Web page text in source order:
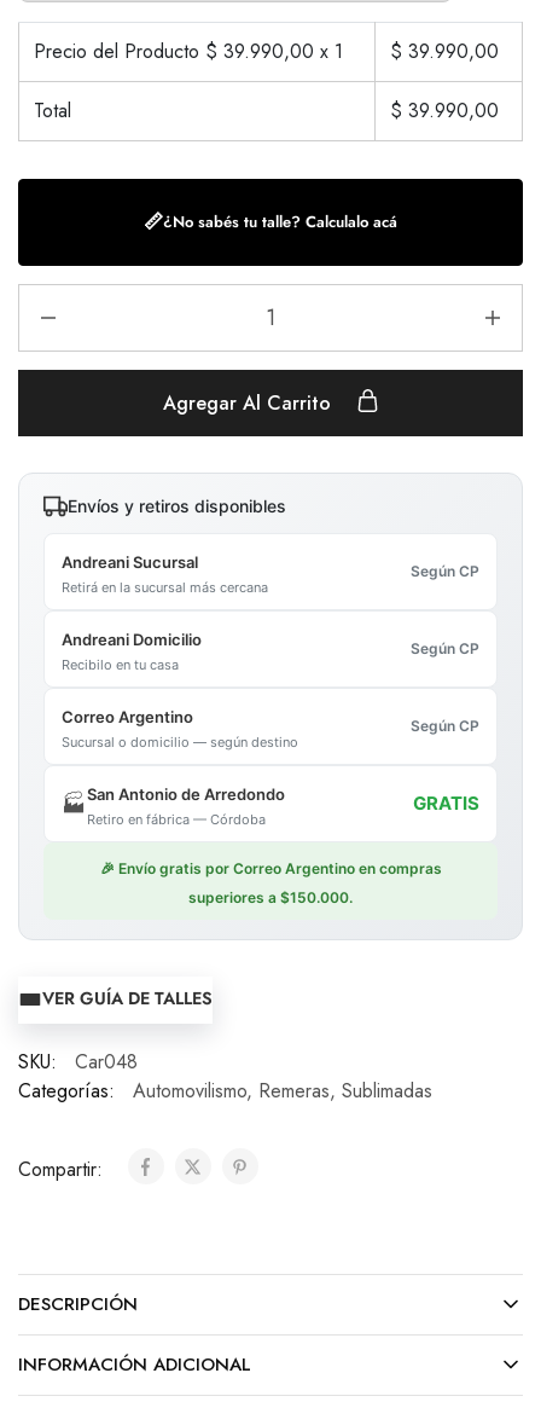
Precio del Producto $ 39.990,00 x 1 $ 39.990,00
Total $ 39.990,00
📏¿No sabés tu talle? Calculalo acá
Agregar Al Carrito
Envíos y retiros disponibles
Andreani Sucursal
Retirá en la sucursal más cercana
Según CP
Andreani Domicilio
Recibilo en tu casa
Según CP
Correo Argentino
Sucursal o domicilio — según destino
Según CP
🏭San Antonio de Arredondo
Retiro en fábrica — Córdoba
GRATIS
🎉 Envío gratis por Correo Argentino en compras
superiores a $150.000.
VER GUÍA DE TALLES
SKU:
Car048
Categorías:
Automovilismo, Remeras, Sublimadas
Compartir:
DESCRIPCIÓN
INFORMACIÓN ADICIONAL